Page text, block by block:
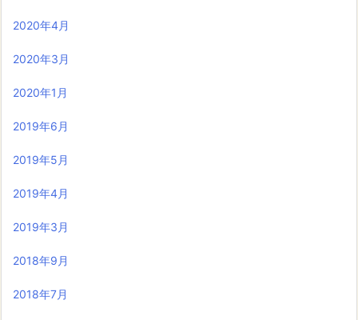
2020年4月
2020年3月
2020年1月
2019年6月
2019年5月
2019年4月
2019年3月
2018年9月
2018年7月